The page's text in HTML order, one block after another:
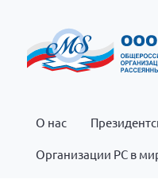
О нас
Организации РС в